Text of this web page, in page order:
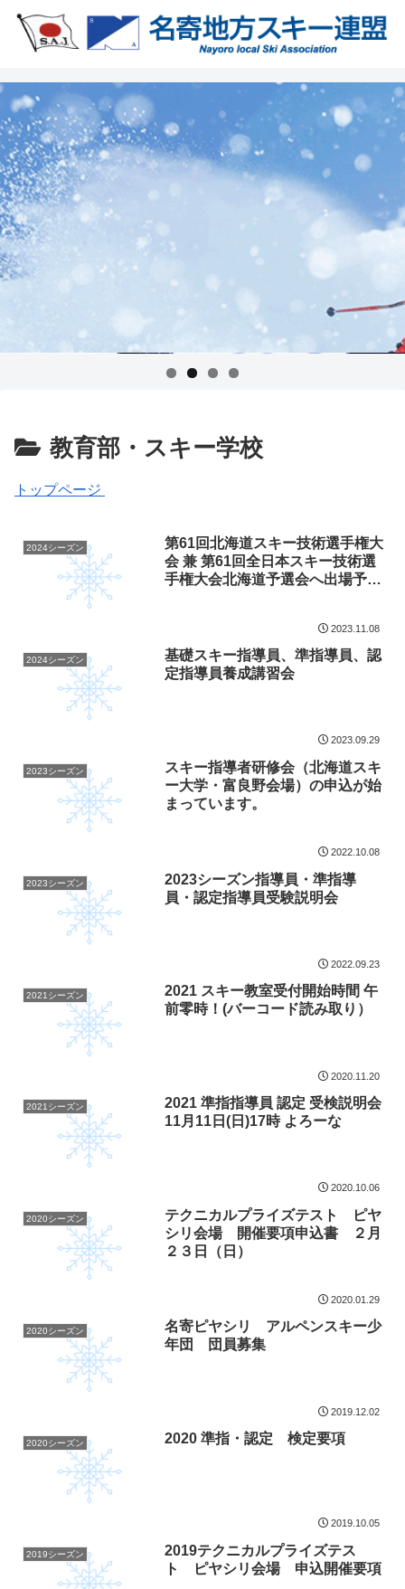
教育部・スキー学校
トップページ
2024シーズン
第61回北海道スキー技術選手権大
会 兼 第61回全日本スキー技術選
手権大会北海道予選会へ出場予定
2023.11.08
2024シーズン
基礎スキー指導員、準指導員、認
定指導員養成講習会
2023.09.29
2023シーズン
スキー指導者研修会（北海道スキ
ー大学・富良野会場）の申込が始
まっています。
2022.10.08
2023シーズン
2023シーズン指導員・準指導
員・認定指導員受験説明会
2022.09.23
2021シーズン
2021 スキー教室受付開始時間 午
前零時！(バーコード読み取り）
2020.11.20
2021シーズン
2021 準指指導員 認定 受検説明会
11月11日(日)17時 よろーな
2020.10.06
2020シーズン
テクニカルプライズテスト ピヤ
シリ会場 開催要項申込書 ２月
２３日（日）
2020.01.29
2020シーズン
名寄ピヤシリ アルペンスキー少
年団 団員募集
2019.12.02
2020シーズン 2020 準指・認定 検定要項
2019.10.05
2019シーズン
2019テクニカルプライズテス
ト ピヤシリ会場 申込開催要項